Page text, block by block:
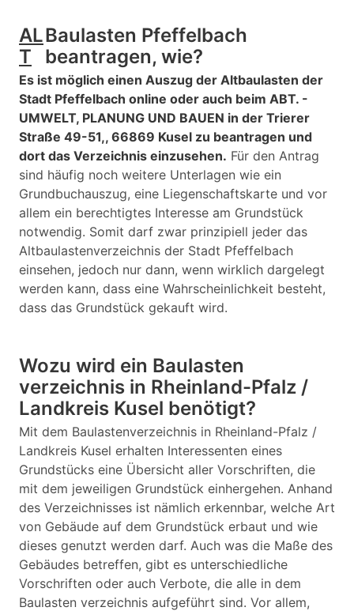
AL
T
Baulasten Pfeffelbach
beantragen, wie?
Es ist möglich einen Auszug der Altbaulasten der
Stadt Pfeffelbach online oder auch beim ABT. -
UMWELT, PLANUNG UND BAUEN in der Trierer
Straße 49-51,, 66869 Kusel zu beantragen und
dort das Verzeichnis einzusehen. Für den Antrag
sind häufig noch weitere Unterlagen wie ein
Grundbuchauszug, eine Liegenschaftskarte und vor
allem ein berechtigtes Interesse am Grundstück
notwendig. Somit darf zwar prinzipiell jeder das
Altbaulastenverzeichnis der Stadt Pfeffelbach
einsehen, jedoch nur dann, wenn wirklich dargelegt
werden kann, dass eine Wahrscheinlichkeit besteht,
dass das Grundstück gekauft wird.
Wozu wird ein Baulasten
verzeichnis in Rheinland-Pfalz /
Landkreis Kusel benötigt?
Mit dem Baulastenverzeichnis in Rheinland-Pfalz /
Landkreis Kusel erhalten Interessenten eines
Grundstücks eine Übersicht aller Vorschriften, die
mit dem jeweiligen Grundstück einhergehen. Anhand
des Verzeichnisses ist nämlich erkennbar, welche Art
von Gebäude auf dem Grundstück erbaut und wie
dieses genutzt werden darf. Auch was die Maße des
Gebäudes betreffen, gibt es unterschiedliche
Vorschriften oder auch Verbote, die alle in dem
Baulasten verzeichnis aufgeführt sind. Vor allem,